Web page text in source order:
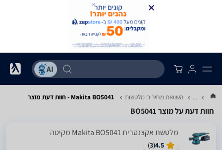
... השוואת מחירים מלטשות Makita BO5041 - חוות דעת מוצר
חוות דעת על מוצר BO5041
‏מלטשת אקצנטרית Makita BO5041 מקיטה
4.5
(
3
)